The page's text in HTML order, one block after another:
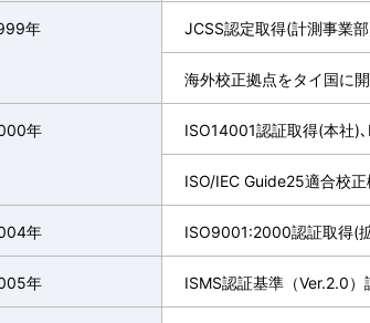
年 JCSS認定取得(計測事業
海外校正拠点をタイ国に
年 ISO14001認証取得(本社)
ISO/IEC Guide25適合校
年 ISO9001:2000認証取得(
年 ISMS認証基準（Ver.2.0）